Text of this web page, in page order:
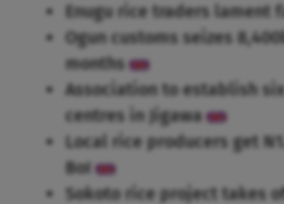
Enugu rice traders
Ogun customs seizes
months
Association to establish
centres in Jigawa
Local rice producers get
BoI
Sokoto rice project takes